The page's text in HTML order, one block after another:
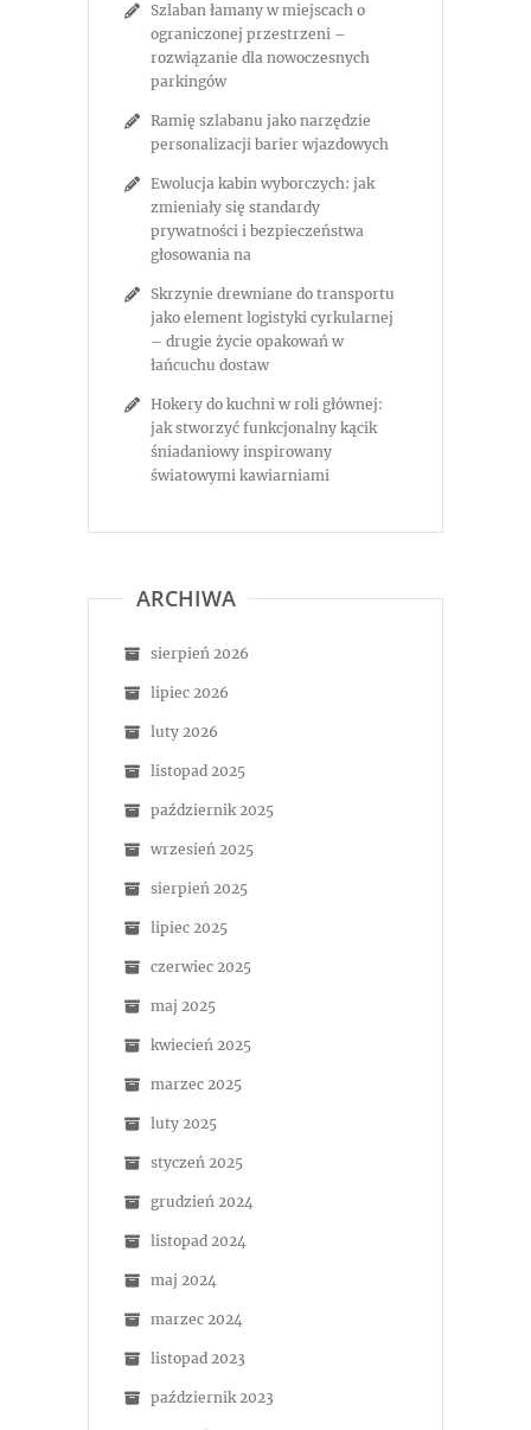
Szlaban łamany w miejscach o
ograniczonej przestrzeni –
rozwiązanie dla nowoczesnych
parkingów
Ramię szlabanu jako narzędzie
personalizacji barier wjazdowych
Ewolucja kabin wyborczych: jak
zmieniały się standardy
prywatności i bezpieczeństwa
głosowania na
Skrzynie drewniane do transportu
jako element logistyki cyrkularnej
– drugie życie opakowań w
łańcuchu dostaw
Hokery do kuchni w roli głównej:
jak stworzyć funkcjonalny kącik
śniadaniowy inspirowany
światowymi kawiarniami
ARCHIWA
sierpień 2026
lipiec 2026
luty 2026
listopad 2025
październik 2025
wrzesień 2025
sierpień 2025
lipiec 2025
czerwiec 2025
maj 2025
kwiecień 2025
marzec 2025
luty 2025
styczeń 2025
grudzień 2024
listopad 2024
maj 2024
marzec 2024
listopad 2023
październik 2023